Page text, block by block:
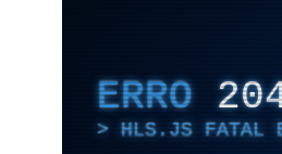
ERRO
HLS.JS FATAL